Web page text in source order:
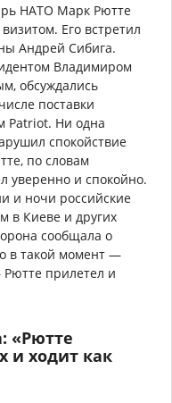
НАТО Марк Рютте
Его встретил
Андрей Сибига.
Владимиром
обсуждались
поставки
Patriot. Ни одна
спокойствие
по словам
уверенно и спокойно.
и ночи российские
в Киеве и других
сообщала о
в такой момент —
Рютте прилетел и
«Рютте
и ходит как